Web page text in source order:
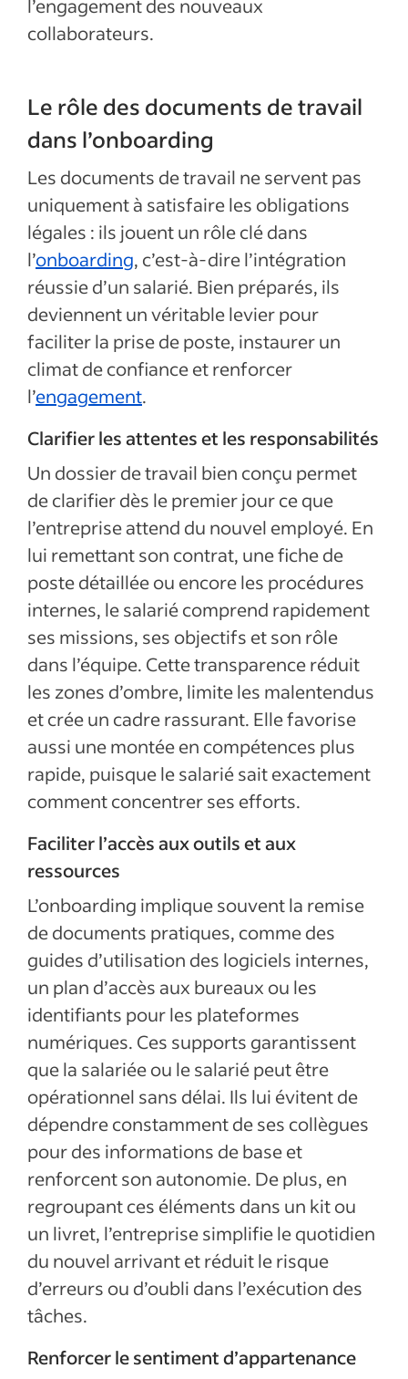
l’engagement des nouveaux
collaborateurs.
Le rôle des documents de travail
dans l’onboarding
Les documents de travail ne servent pas
uniquement à satisfaire les obligations
légales : ils jouent un rôle clé dans
l’onboarding, c’est-à-dire l’intégration
réussie d’un salarié. Bien préparés, ils
deviennent un véritable levier pour
faciliter la prise de poste, instaurer un
climat de confiance et renforcer
l’engagement.
Clarifier les attentes et les responsabilités
Un dossier de travail bien conçu permet
de clarifier dès le premier jour ce que
l’entreprise attend du nouvel employé. En
lui remettant son contrat, une fiche de
poste détaillée ou encore les procédures
internes, le salarié comprend rapidement
ses missions, ses objectifs et son rôle
dans l’équipe. Cette transparence réduit
les zones d’ombre, limite les malentendus
et crée un cadre rassurant. Elle favorise
aussi une montée en compétences plus
rapide, puisque le salarié sait exactement
comment concentrer ses efforts.
Faciliter l’accès aux outils et aux
ressources
L’onboarding implique souvent la remise
de documents pratiques, comme des
guides d’utilisation des logiciels internes,
un plan d’accès aux bureaux ou les
identifiants pour les plateformes
numériques. Ces supports garantissent
que la salariée ou le salarié peut être
opérationnel sans délai. Ils lui évitent de
dépendre constamment de ses collègues
pour des informations de base et
renforcent son autonomie. De plus, en
regroupant ces éléments dans un kit ou
un livret, l’entreprise simplifie le quotidien
du nouvel arrivant et réduit le risque
d’erreurs ou d’oubli dans l’exécution des
tâches.
Renforcer le sentiment d’appartenance